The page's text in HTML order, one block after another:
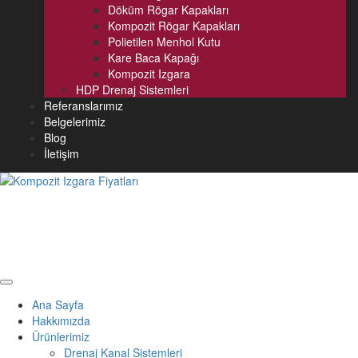
Döküm Rögar Kapakları
Kompozit Rögar Kapakları
Polietilen Menhol Kutu
Kare Baca Kapağı
Kompozit Izgara
HDP Drenaj Sistemleri
Referanslarımız
Belgelerimiz
Blog
İletişim
Ana Sayfa
Hakkımızda
Ürünlerimiz
Drenaj Kanal Sistemleri